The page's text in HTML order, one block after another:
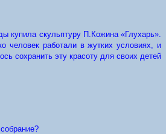
купила скульптуру П.Кожина «Глухарь».
человек работали в жутких условиях, и
сохранить эту красоту для своих детей